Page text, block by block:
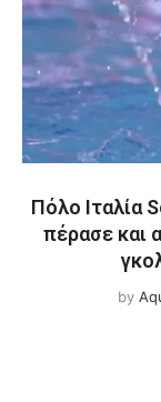
Πόλο Ιταλία
πέρασε και
by